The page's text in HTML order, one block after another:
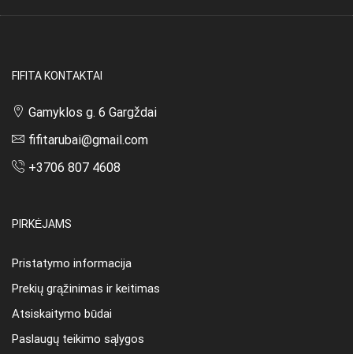
FIFITA KONTAKTAI
Gamyklos g. 6 Gargždai
fifitarubai@gmail.com
+3706 807 4608
PIRKĖJAMS
Pristatymo informacija
Prekių grąžinimas ir keitimas
Atsiskaitymo būdai
Paslaugų teikimo sąlygos